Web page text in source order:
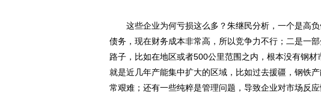
这些企业为何亏损这么多？朱继民分析，一个是高负
债务，现在财务成本非常高，所以竞争力不行；二是一
路子，比如在地区或者500公里范围之内，根本没有钢
就是近几年产能集中扩大的区域，比如过去援疆，钢铁
常艰难；还有一些纯粹是管理问题，导致企业对市场反